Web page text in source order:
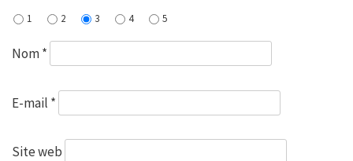
1 2 3 4 5
Nom*
E-mail *
Site web